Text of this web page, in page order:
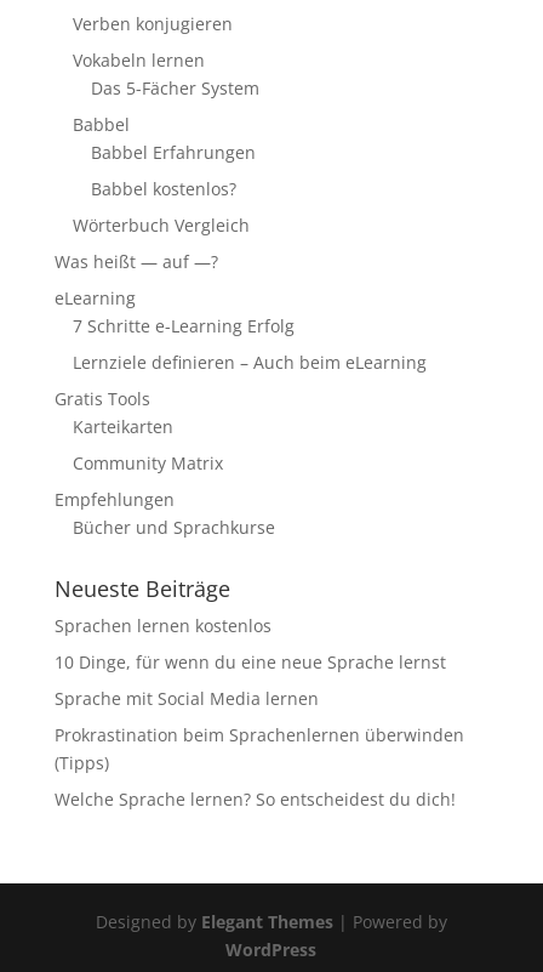
Verben konjugieren
Vokabeln lernen
Das 5-Fächer System
Babbel
Babbel Erfahrungen
Babbel kostenlos?
Wörterbuch Vergleich
Was heißt — auf —?
eLearning
7 Schritte e-Learning Erfolg
Lernziele definieren – Auch beim eLearning
Gratis Tools
Karteikarten
Community Matrix
Empfehlungen
Bücher und Sprachkurse
Neueste Beiträge
Sprachen lernen kostenlos
10 Dinge, für wenn du eine neue Sprache lernst
Sprache mit Social Media lernen
Prokrastination beim Sprachenlernen überwinden
(Tipps)
Welche Sprache lernen? So entscheidest du dich!
Designed by Elegant Themes| Powered by
WordPress